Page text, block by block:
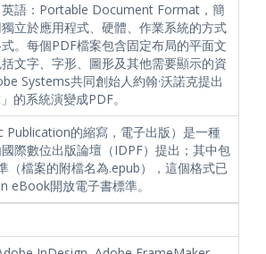
語：Portable Document Format，簡
立於應用程式、硬體、作業系統的方式
。每個PDF檔案包含固定布局的平面文
文字、字形、圖形及其他需要顯示的資
Systems共同創始人約翰·沃諾克提出
的系統演變成PDF。
Publication的縮寫，電子出版）是一種
際數位出版論壇（IDPF）提出；其中包
（檔案的附檔名為.epub），這個格式已
eBook開放電子書標準。